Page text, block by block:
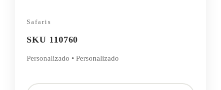
Safaris
SKU 110760
Personalizado • Personalizado